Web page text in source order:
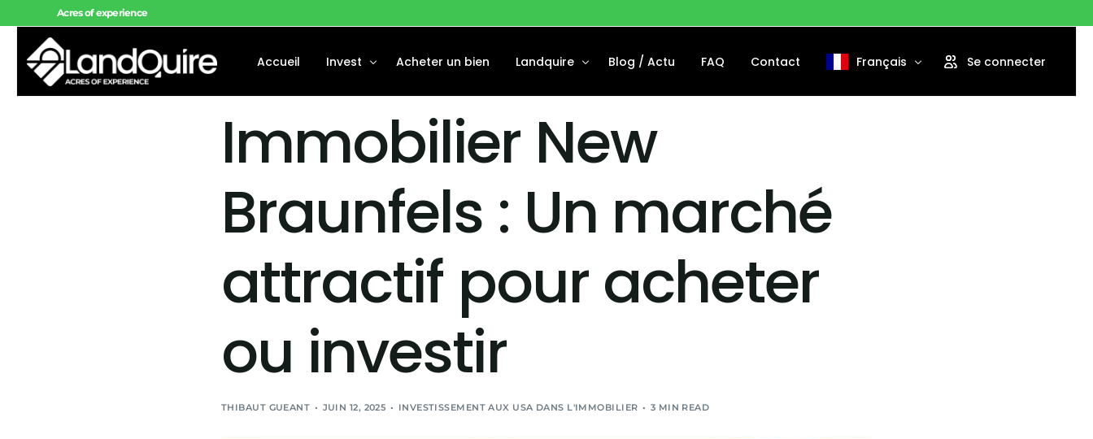
Acres of experience
Accueil Invest
Offres Disponibles
Projets Vendus
Acheter un bien Landquire
À Propos
Blog / Actu FAQ Contact Français Se connecter
Immobilier New
Braunfels : Un marché
attractif pour acheter
ou investir
THIBAUT GUEANT JUIN 12, 2025 INVESTISSEMENT AUX USA DANS L'IMMOBILIER 3 MIN READ